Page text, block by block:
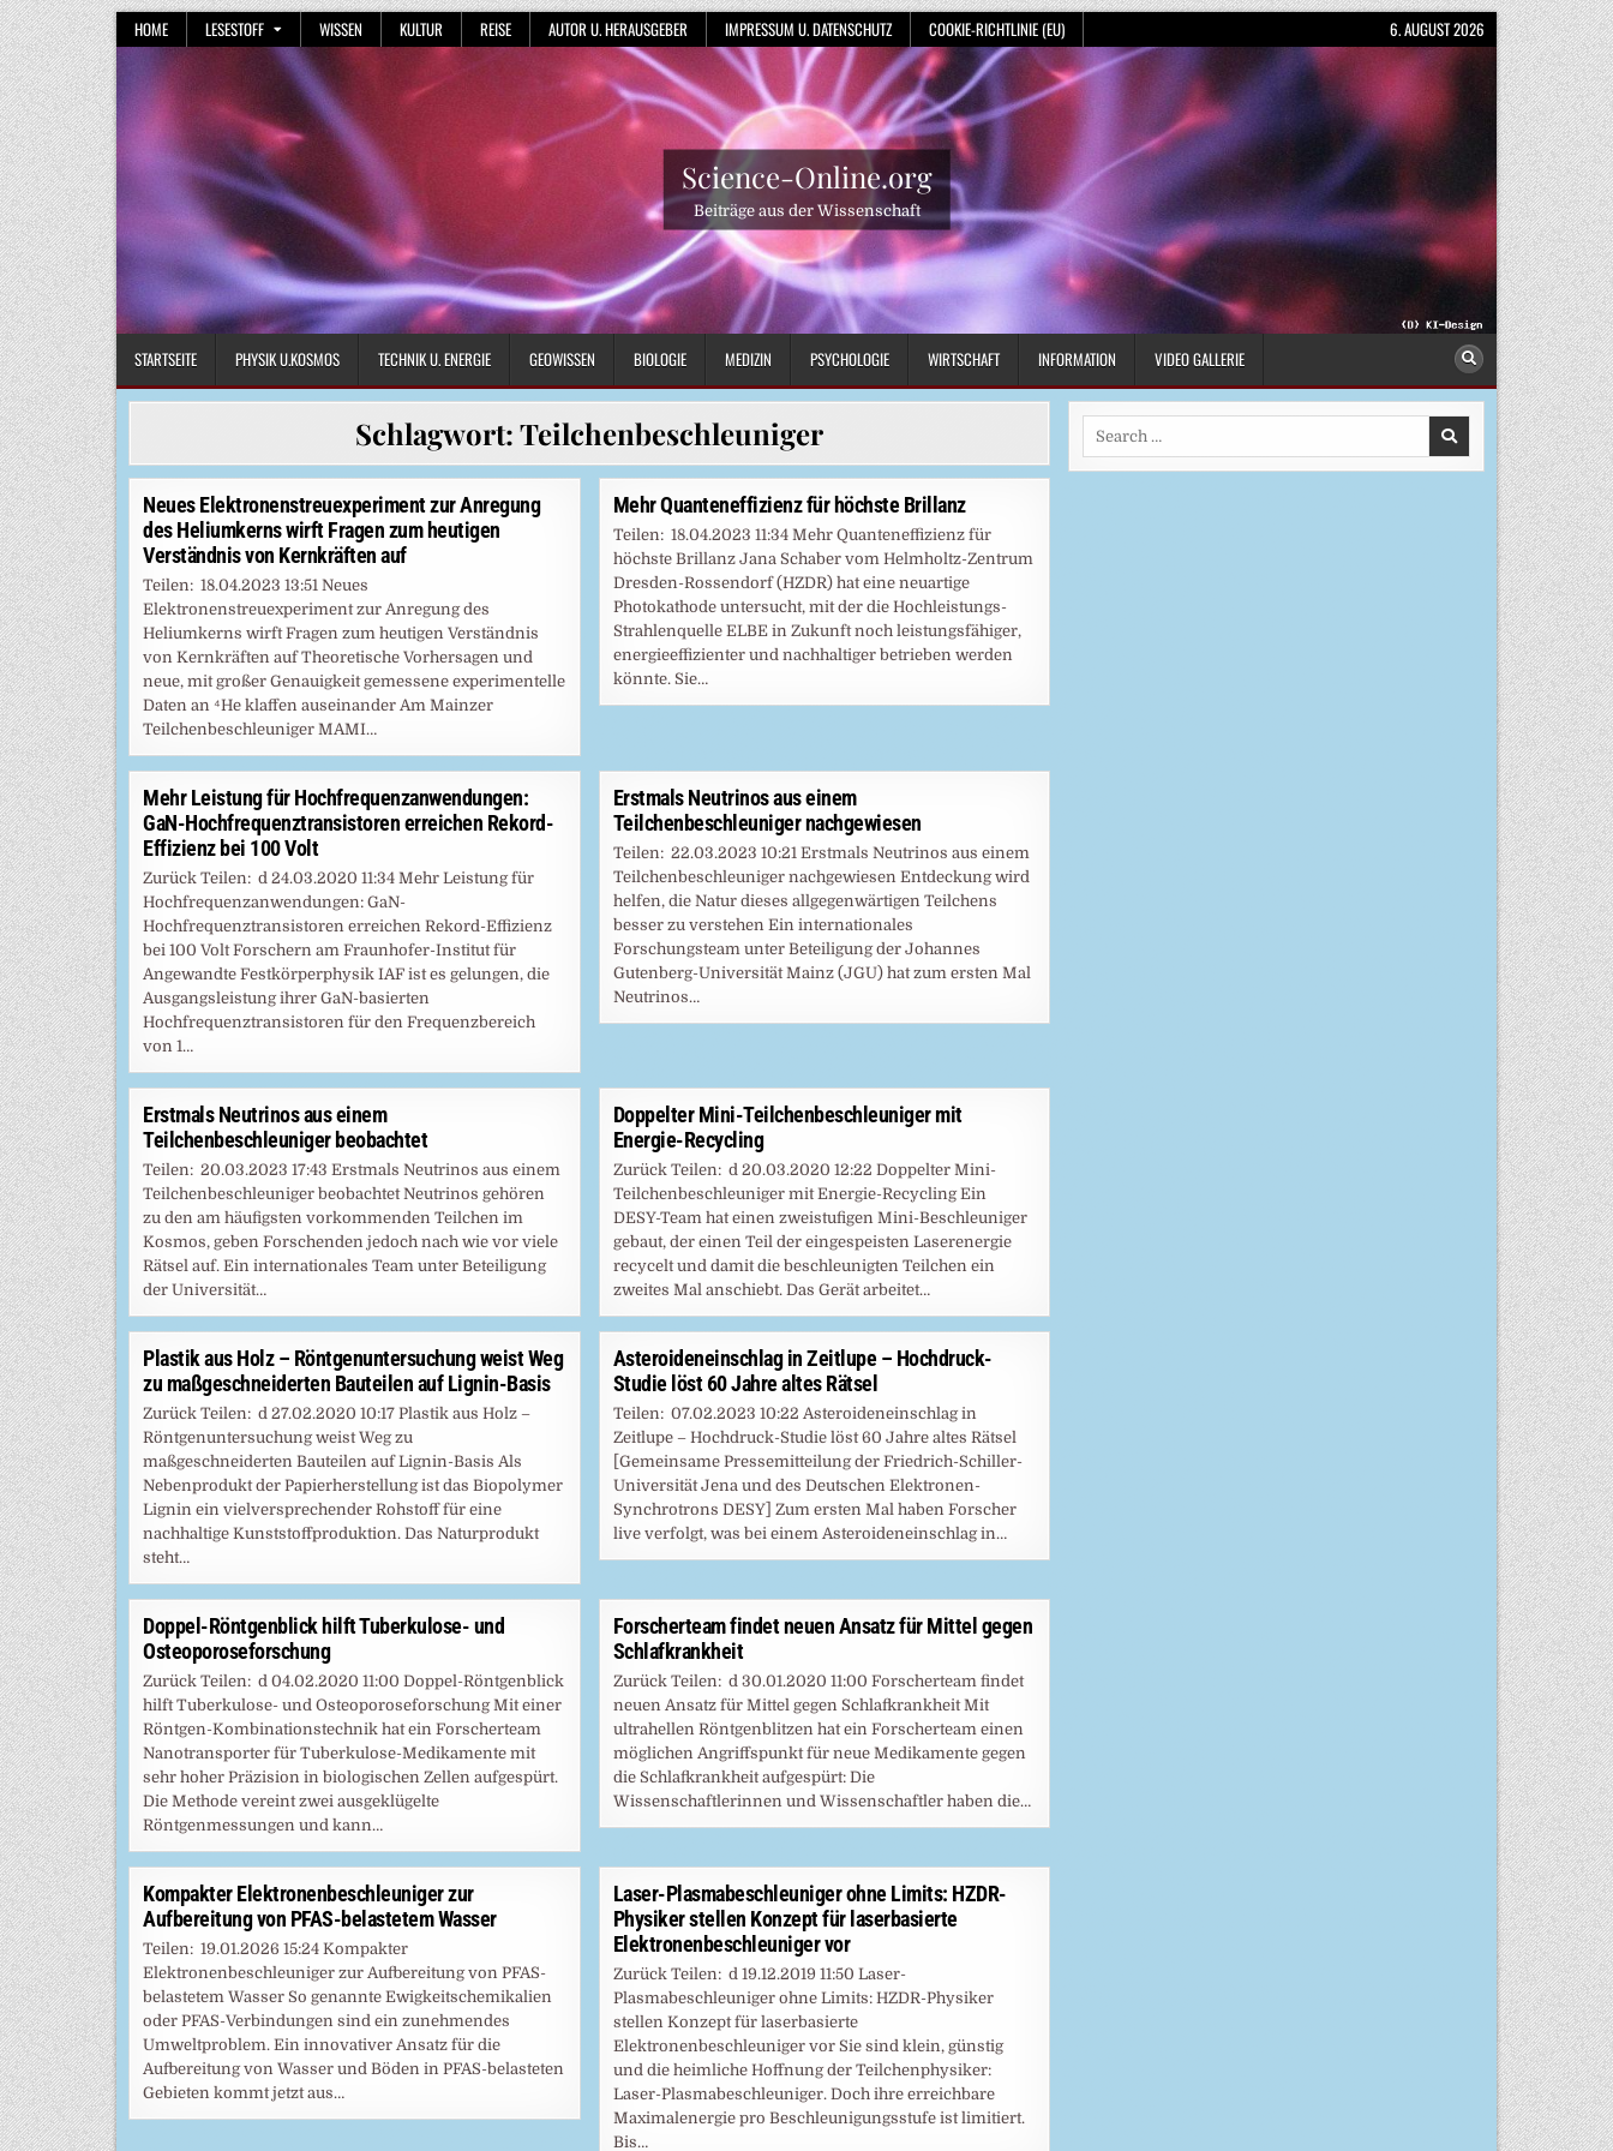
Skip
to
content
HOME LESESTOFF WISSEN KULTUR REISE AUTOR U. HERAUSGEBER IMPRESSUM U. DATENSCHUTZ COOKIE-RICHTLINIE (EU) 6. AUGUST 2026
Science-Online.org
Beiträge aus der Wissenschaft
STARTSEITE PHYSIK U.KOSMOS TECHNIK U. ENERGIE GEOWISSEN BIOLOGIE MEDIZIN PSYCHOLOGIE WIRTSCHAFT INFORMATION VIDEO GALLERIE
Schlagwort:Teilchenbeschleuniger
Neues Elektronenstreuexperiment zur Anregung
des Heliumkerns wirft Fragen zum heutigen
Verständnis von Kernkräften auf
Teilen: 18.04.2023 13:51 Neues
Elektronenstreuexperiment zur Anregung des
Heliumkerns wirft Fragen zum heutigen Verständnis
von Kernkräften auf Theoretische Vorhersagen und
neue, mit großer Genauigkeit gemessene experimentelle
Daten an ⁴He klaffen auseinander Am Mainzer
Teilchenbeschleuniger MAMI…
Mehr Quanteneffizienz für höchste Brillanz
Teilen: 18.04.2023 11:34 Mehr Quanteneffizienz für
höchste Brillanz Jana Schaber vom Helmholtz-Zentrum
Dresden-Rossendorf (HZDR) hat eine neuartige
Photokathode untersucht, mit der die Hochleistungs-
Strahlenquelle ELBE in Zukunft noch leistungsfähiger,
energieeffizienter und nachhaltiger betrieben werden
könnte. Sie…
Mehr Leistung für Hochfrequenzanwendungen:
GaN-Hochfrequenztransistoren erreichen Rekord-
Effizienz bei 100 Volt
Zurück Teilen: d 24.03.2020 11:34 Mehr Leistung für
Hochfrequenzanwendungen: GaN-
Hochfrequenztransistoren erreichen Rekord-Effizienz
bei 100 Volt Forschern am Fraunhofer-Institut für
Angewandte Festkörperphysik IAF ist es gelungen, die
Ausgangsleistung ihrer GaN-basierten
Hochfrequenztransistoren für den Frequenzbereich
von 1…
Erstmals Neutrinos aus einem
Teilchenbeschleuniger nachgewiesen
Teilen: 22.03.2023 10:21 Erstmals Neutrinos aus einem
Teilchenbeschleuniger nachgewiesen Entdeckung wird
helfen, die Natur dieses allgegenwärtigen Teilchens
besser zu verstehen Ein internationales
Forschungsteam unter Beteiligung der Johannes
Gutenberg-Universität Mainz (JGU) hat zum ersten Mal
Neutrinos…
Erstmals Neutrinos aus einem
Teilchenbeschleuniger beobachtet
Teilen: 20.03.2023 17:43 Erstmals Neutrinos aus einem
Teilchenbeschleuniger beobachtet Neutrinos gehören
zu den am häufigsten vorkommenden Teilchen im
Kosmos, geben Forschenden jedoch nach wie vor viele
Rätsel auf. Ein internationales Team unter Beteiligung
der Universität…
Doppelter Mini-Teilchenbeschleuniger mit
Energie-Recycling
Zurück Teilen: d 20.03.2020 12:22 Doppelter Mini-
Teilchenbeschleuniger mit Energie-Recycling Ein
DESY-Team hat einen zweistufigen Mini-Beschleuniger
gebaut, der einen Teil der eingespeisten Laserenergie
recycelt und damit die beschleunigten Teilchen ein
zweites Mal anschiebt. Das Gerät arbeitet…
Plastik aus Holz – Röntgenuntersuchung weist Weg
zu maßgeschneiderten Bauteilen auf Lignin-Basis
Zurück Teilen: d 27.02.2020 10:17 Plastik aus Holz –
Röntgenuntersuchung weist Weg zu
maßgeschneiderten Bauteilen auf Lignin-Basis Als
Nebenprodukt der Papierherstellung ist das Biopolymer
Lignin ein vielversprechender Rohstoff für eine
nachhaltige Kunststoffproduktion. Das Naturprodukt
steht…
Asteroideneinschlag in Zeitlupe – Hochdruck-
Studie löst 60 Jahre altes Rätsel
Teilen: 07.02.2023 10:22 Asteroideneinschlag in
Zeitlupe – Hochdruck-Studie löst 60 Jahre altes Rätsel
[Gemeinsame Pressemitteilung der Friedrich-Schiller-
Universität Jena und des Deutschen Elektronen-
Synchrotrons DESY] Zum ersten Mal haben Forscher
live verfolgt, was bei einem Asteroideneinschlag in…
Doppel-Röntgenblick hilft Tuberkulose- und
Osteoporoseforschung
Zurück Teilen: d 04.02.2020 11:00 Doppel-Röntgenblick
hilft Tuberkulose- und Osteoporoseforschung Mit einer
Röntgen-Kombinationstechnik hat ein Forscherteam
Nanotransporter für Tuberkulose-Medikamente mit
sehr hoher Präzision in biologischen Zellen aufgespürt.
Die Methode vereint zwei ausgeklügelte
Röntgenmessungen und kann…
Forscherteam findet neuen Ansatz für Mittel gegen
Schlafkrankheit
Zurück Teilen: d 30.01.2020 11:00 Forscherteam findet
neuen Ansatz für Mittel gegen Schlafkrankheit Mit
ultrahellen Röntgenblitzen hat ein Forscherteam einen
möglichen Angriffspunkt für neue Medikamente gegen
die Schlafkrankheit aufgespürt: Die
Wissenschaftlerinnen und Wissenschaftler haben die…
Kompakter Elektronenbeschleuniger zur
Aufbereitung von PFAS-belastetem Wasser
Teilen: 19.01.2026 15:24 Kompakter
Elektronenbeschleuniger zur Aufbereitung von PFAS-
belastetem Wasser So genannte Ewigkeitschemikalien
oder PFAS-Verbindungen sind ein zunehmendes
Umweltproblem. Ein innovativer Ansatz für die
Aufbereitung von Wasser und Böden in PFAS-belasteten
Gebieten kommt jetzt aus…
Laser-Plasmabeschleuniger ohne Limits: HZDR-
Physiker stellen Konzept für laserbasierte
Elektronenbeschleuniger vor
Zurück Teilen: d 19.12.2019 11:50 Laser-
Plasmabeschleuniger ohne Limits: HZDR-Physiker
stellen Konzept für laserbasierte
Elektronenbeschleuniger vor Sie sind klein, günstig
und die heimliche Hoffnung der Teilchenphysiker:
Laser-Plasmabeschleuniger. Doch ihre erreichbare
Maximalenergie pro Beschleunigungsstufe ist limitiert.
Bis…